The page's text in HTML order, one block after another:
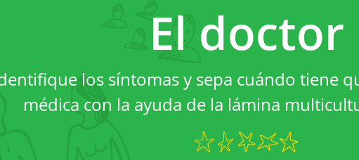
El doctor
los síntomas y sepa cuándo tiene
médica con la ayuda de la lámina
Política de
web es administrado por Mobile School vzw con domicilio
Para todas las preguntas, comentarios o quejas, puede
dirección de correo electrónico